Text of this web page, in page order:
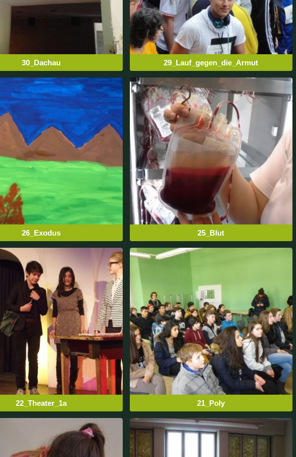
30_Dachau 29_Lauf_gegen_die_Armut
26_Exodus 25_Blut
22_Theater_1a 21_Poly